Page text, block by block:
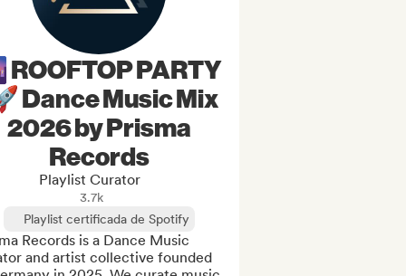
ROOFTOP PARTY
Dance Music Mix
2026 by Prisma
Records
Playlist Curator
3.7k
Playlist certificada de Spotify
Records is a Dance Music
and artist collective founded